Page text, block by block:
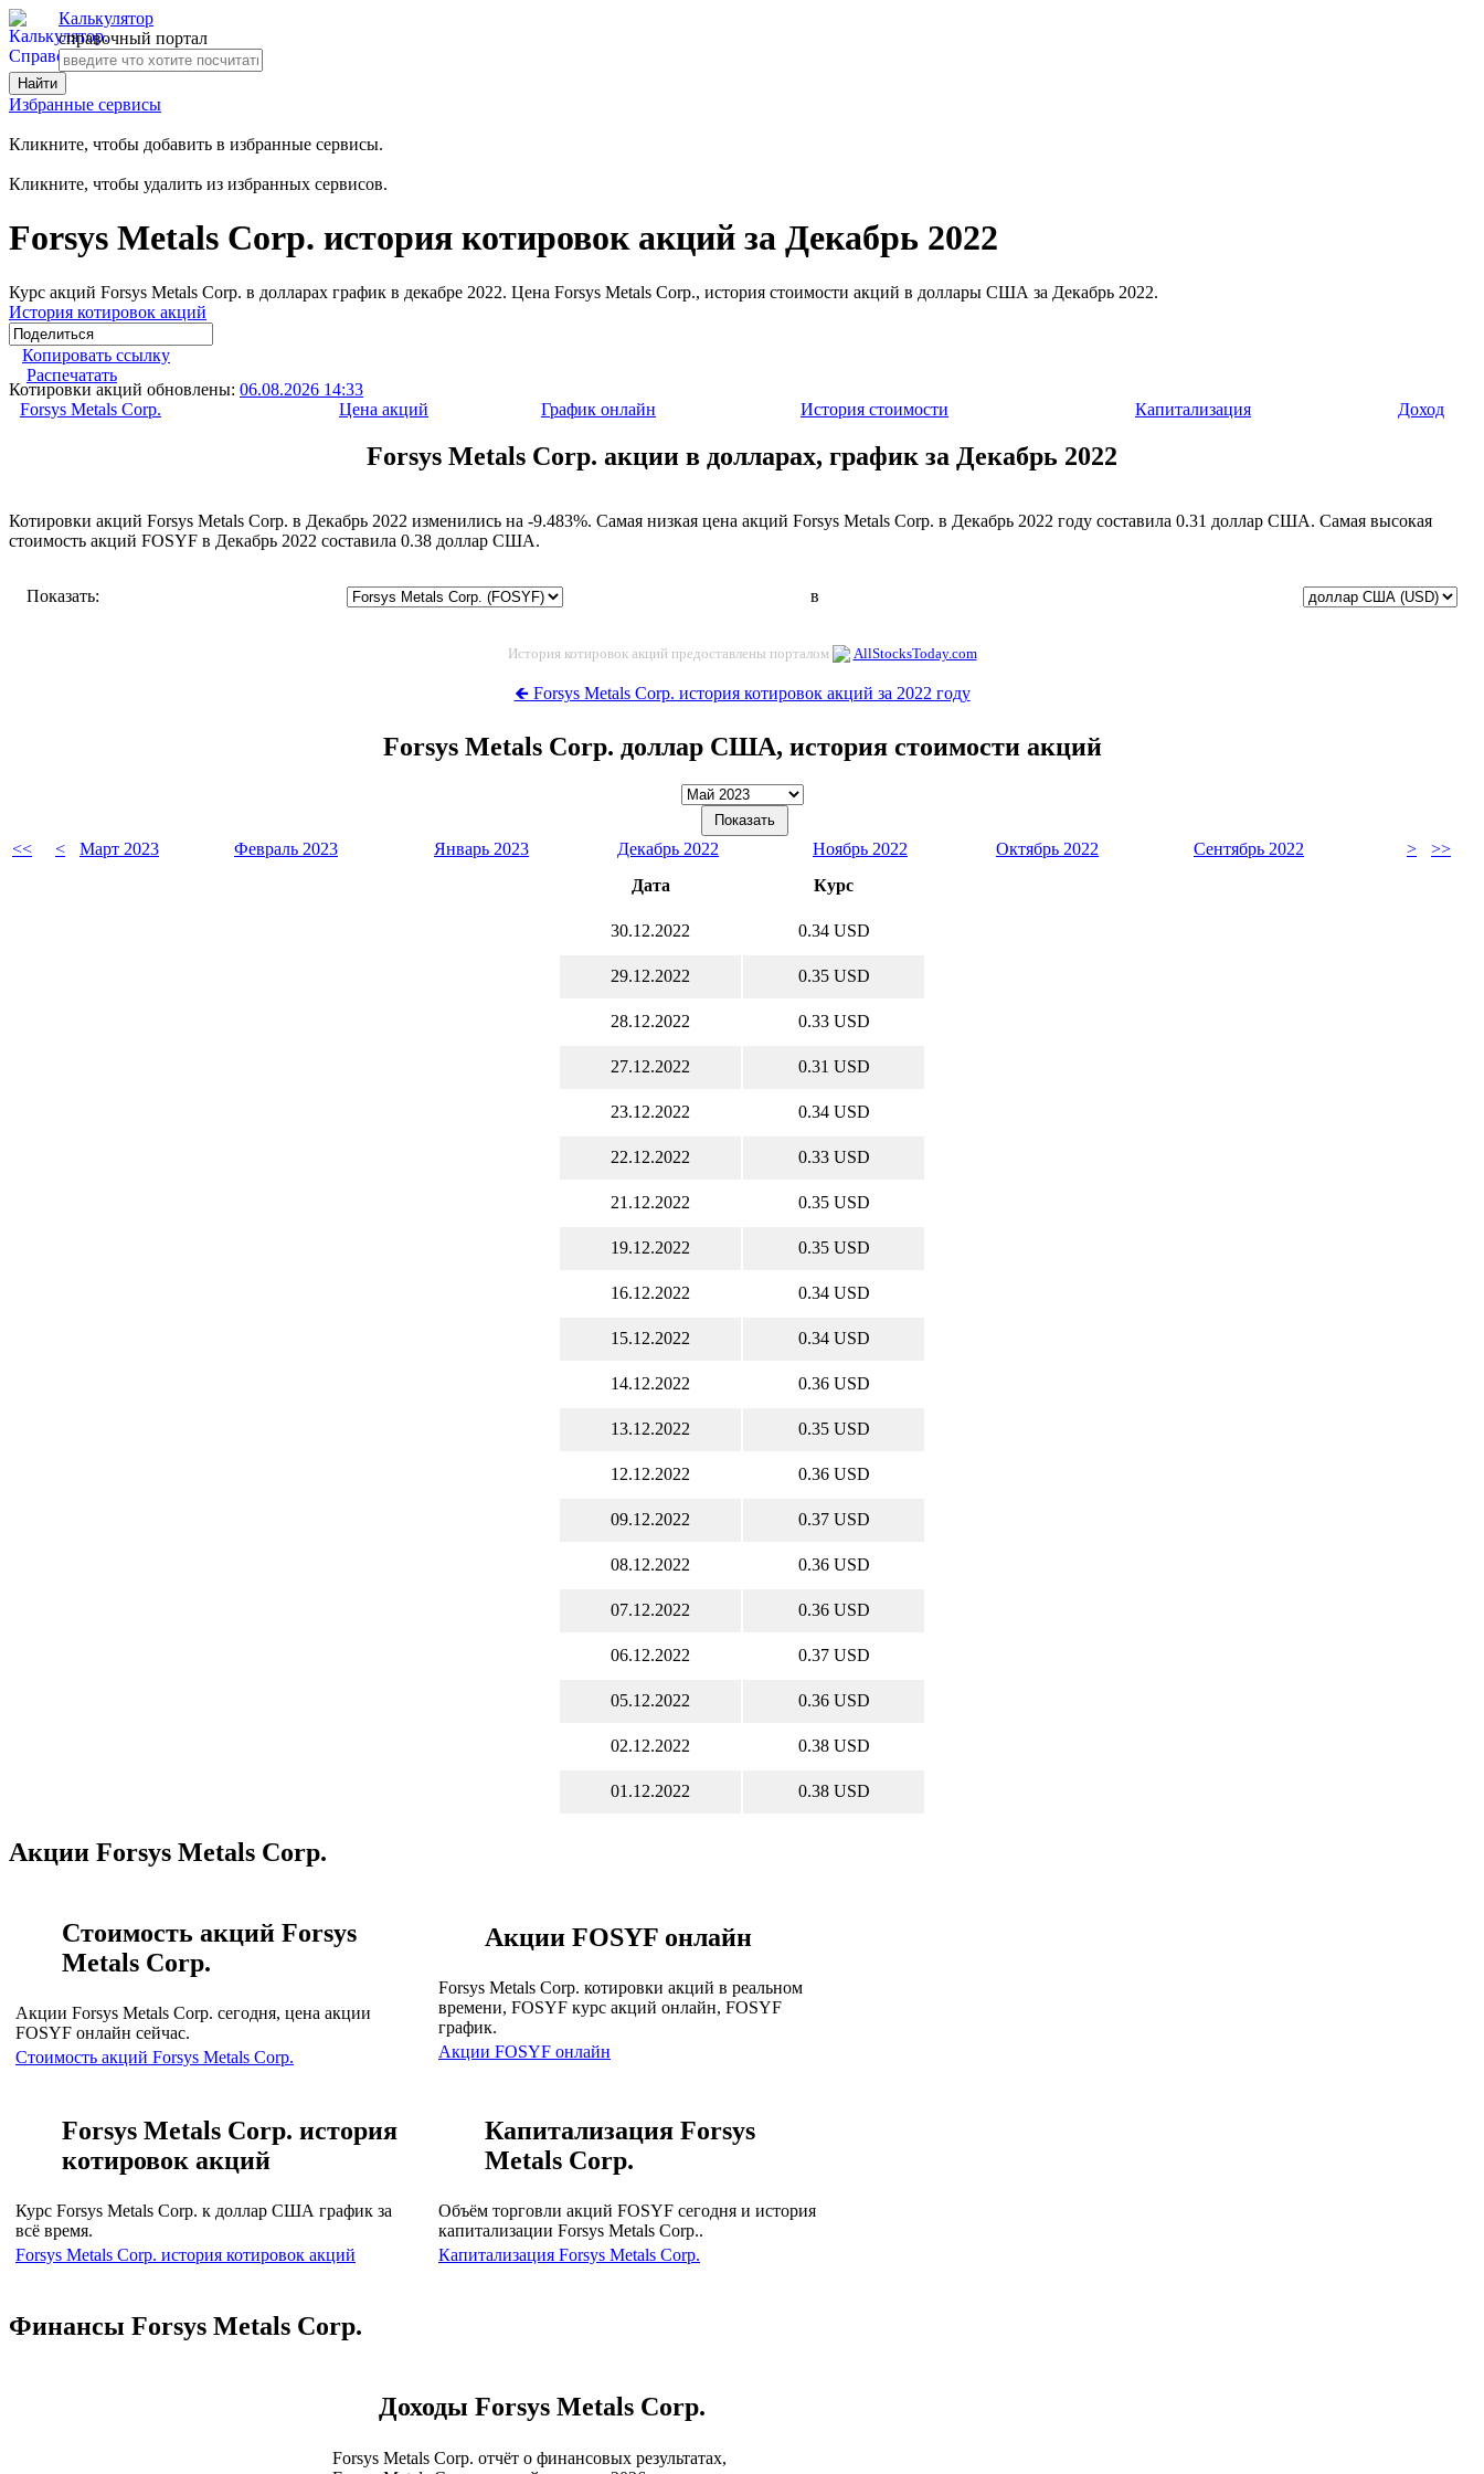
Калькулятор
справочный портал
Избранные сервисы
Кликните, чтобы добавить в избранные сервисы.
Кликните, чтобы удалить из избранных сервисов.
Forsys Metals Corp. история котировок акций за Декабрь 2022
Курс акций Forsys Metals Corp. в долларах график в декабре 2022. Цена Forsys Metals Corp., история стоимости акций в доллары США за Декабрь 2022.
История котировок акций
Копировать ссылку
Распечатать
Котировки акций обновлены: 06.08.2026 14:33
Forsys Metals Corp.
Цена акций График онлайн История стоимости Капитализация Доход
Forsys Metals Corp. акции в долларах, график за Декабрь 2022
Котировки акций Forsys Metals Corp. в Декабрь 2022 изменились на -9.483%. Самая низкая цена акций Forsys Metals Corp. в Декабрь 2022 году составила 0.31 доллар США. Самая высокая
стоимость акций FOSYF в Декабрь 2022 составила 0.38 доллар США.
Показать: в
История котировок акций предоставлены порталом AllStocksToday.com
🡸 Forsys Metals Corp. история котировок акций за 2022 году
Forsys Metals Corp. доллар США, история стоимости акций
<< < Март 2023 Февраль 2023 Январь 2023 Декабрь 2022 Ноябрь 2022 Октябрь 2022 Сентябрь 2022 >
>>
Дата
Курс
30.12.2022 0.34 USD
29.12.2022 0.35 USD
28.12.2022 0.33 USD
27.12.2022 0.31 USD
23.12.2022 0.34 USD
22.12.2022 0.33 USD
21.12.2022 0.35 USD
19.12.2022 0.35 USD
16.12.2022 0.34 USD
15.12.2022 0.34 USD
14.12.2022 0.36 USD
13.12.2022 0.35 USD
12.12.2022 0.36 USD
09.12.2022 0.37 USD
08.12.2022 0.36 USD
07.12.2022 0.36 USD
06.12.2022 0.37 USD
05.12.2022 0.36 USD
02.12.2022 0.38 USD
01.12.2022 0.38 USD
Акции Forsys Metals Corp.
Стоимость акций Forsys
Metals Corp.
Акции Forsys Metals Corp. сегодня, цена акции
FOSYF онлайн сейчас.
Стоимость акций Forsys Metals Corp.
Акции FOSYF онлайн
Forsys Metals Corp. котировки акций в реальном
времени, FOSYF курс акций онлайн, FOSYF
график.
Акции FOSYF онлайн
Forsys Metals Corp. история
котировок акций
Курс Forsys Metals Corp. к доллар США график за
всё время.
Forsys Metals Corp. история котировок акций
Капитализация Forsys
Metals Corp.
Объём торговли акций FOSYF сегодня и история
капитализации Forsys Metals Corp..
Капитализация Forsys Metals Corp.
Финансы Forsys Metals Corp.
Доходы Forsys Metals Corp.
Forsys Metals Corp. отчёт о финансовых результатах,